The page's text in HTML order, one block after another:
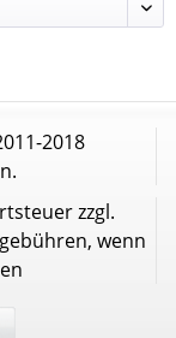
2018
zzgl.
wenn